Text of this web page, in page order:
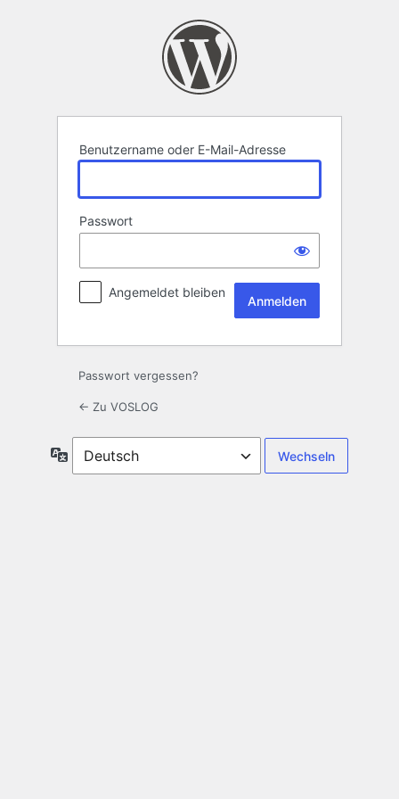
Benutzername oder E-Mail-Adresse
Passwort
Angemeldet bleiben
Passwort vergessen?
← Zu VOSLOG
Sprache